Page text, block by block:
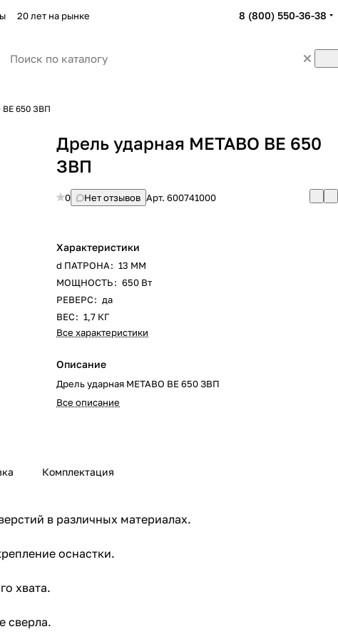
20 лет на рынке 8 (800) 550-36-38
BE 650 ЗВП
Дрель ударная METABO BE 650
ЗВП
0 Нет отзывов Арт.600741000
Характеристики
d ПАТРОНА: 13 ММ
МОЩНОСТЬ: 650 Вт
РЕВЕРС: да
ВЕС: 1,7 КГ
Все характеристики
Описание
Дрель ударная METABO BE 650 ЗВП
Все описание
Комплектация
в различных материалах.
оснастки.
хвата.
сверла.